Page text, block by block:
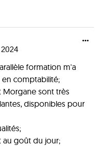
formation m'a
comptabilité;
Morgane sont très
disponibles pour
au goût du jour;
...